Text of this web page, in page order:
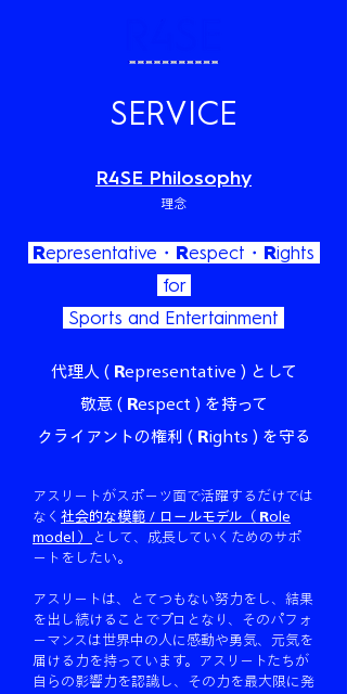
SERVICE
R4SE Philosophy
理念
Representative・ Respect・ Rights
for
Sports and Entertainment
代理人 ( Representative ) として
敬意 ( Respect ) を持って
クライアントの権利 ( Rights ) を守る
アスリートがスポーツ面で活躍するだけでは
なく 社会的な模範 / ロールモデル（ Role
model ）
として、成長していくためのサポ
ートをしたい。
アスリートは、とてつもない努力をし、結果
を出し続けることでプロとなり、そのパフォ
ーマンスは世界中の人に感動や勇気、元気を
届ける力を持っています。アスリートたちが
自らの影響力を認識し、その力を最大限に発